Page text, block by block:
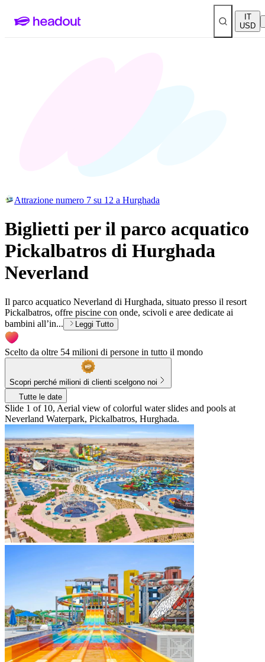
IT
USD
Attrazione numero 7 su 12 a Hurghada
Biglietti per il parco acquatico
Pickalbatros di Hurghada
Neverland
Il parco acquatico Neverland di Hurghada, situato presso il resort
Pickalbatros, offre piscine con onde, scivoli e aree dedicate ai
bambini all’in...
Leggi Tutto
Scelto da oltre 54 milioni di persone in tutto il mondo
Scopri perché milioni di clienti scelgono noi
Tutte le date
Slide 1 of 10, Aerial view of colorful water slides and pools at
Neverland Waterpark, Pickalbatros, Hurghada.